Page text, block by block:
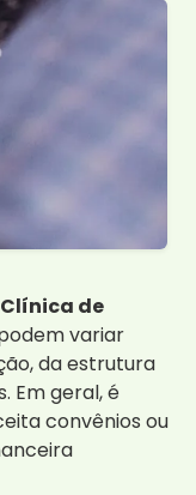
Clínica de
variar
da estrutura
Em geral, é
convênios ou